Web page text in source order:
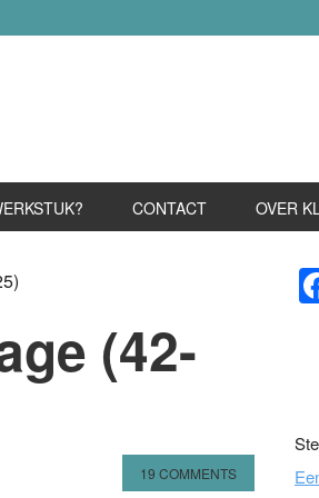
CONTACT OVER
(42-
19 COMMENTS